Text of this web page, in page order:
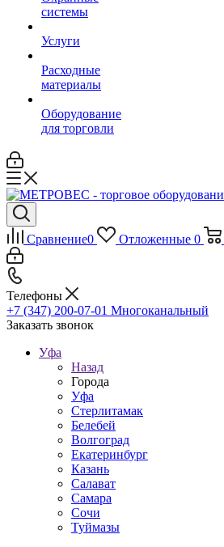
системы
Услуги
Расходные
материалы
Оборудование
для торговли
Сравнение0 Отложенные 0
Телефоны
+7 (347) 200-07-01 Многоканальный
Заказать звонок
Уфа
Назад
Города
Уфа
Стерлитамак
Белебей
Волгоград
Екатеринбург
Казань
Салават
Самара
Сочи
Туймазы